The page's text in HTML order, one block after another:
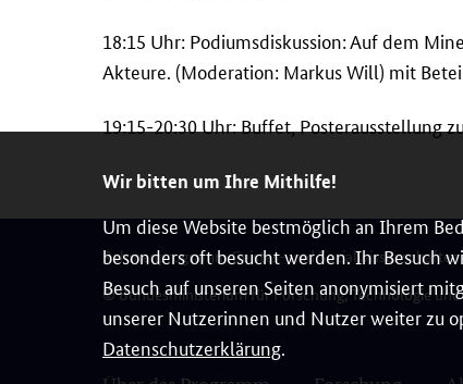
Wir bitten um Ihre Mithilfe!
Um diese Website bestmöglich an Ihrem
besonders oft besucht werden. Ihr Besuch
Besuch auf unseren Seiten anonymisiert
unserer Nutzerinnen und Nutzer weiter zu
Datenschutzerklärung.
18:15 Uhr: Podiumsdiskussion: Auf dem
Akteure. (Moderation: Markus Will) mit
19:15-20:30 Uhr: Buffet, Posterausstellung
Rahmenprogramm Geistes- und Sozialwissenschaften
© Bundesministerium für Forschung, Technologie